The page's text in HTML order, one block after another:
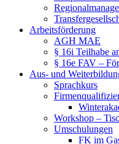
Arbeitsförderung
AGH MAE
§ 16i Teilhabe
§ 16e FAV –
Aus- und
Sprachkurs
Workshop –
Umschulungen
FK im